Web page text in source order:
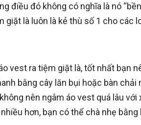
điều đó không có nghĩa là nó
giặt là luôn là kẻ thù số 1 cho các
vest ra tiệm giặt là, tốt nhất bạn
bằng cây lăn bụi hoặc bàn
nên ngâm áo vest quá lâu
hơn, bạn có thể chà nhẹ